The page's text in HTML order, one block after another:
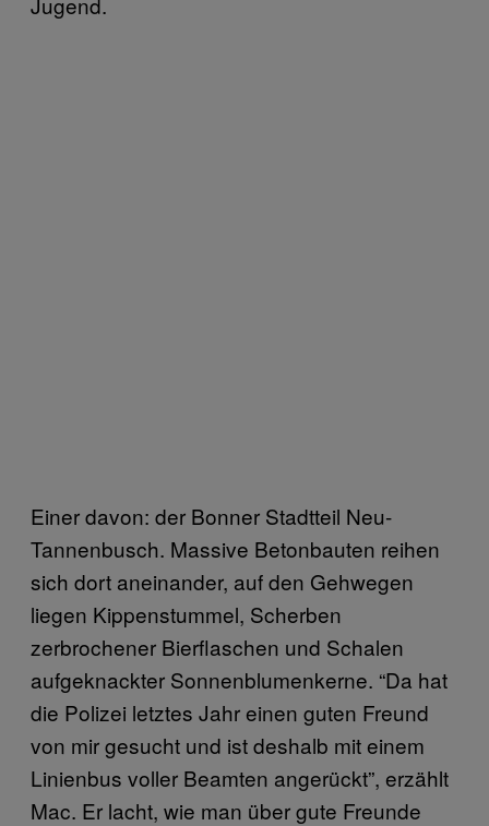
Einer davon: der Bonner Stadtteil Neu-
Tannenbusch. Massive Betonbauten reihen
sich dort aneinander, auf den Gehwegen
liegen Kippenstummel, Scherben
zerbrochener Bierflaschen und Schalen
aufgeknackter Sonnenblumenkerne. “Da hat
die Polizei letztes Jahr einen guten Freund
von mir gesucht und ist deshalb mit einem
Linienbus voller Beamten angerückt”, erzählt
Mac. Er lacht, wie man über gute Freunde